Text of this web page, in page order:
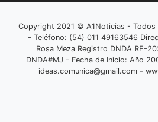
Copyright 2021 © A1Noticias - Todos
- Teléfono: (54) 011 49163546
Rosa Meza Registro DNDA RE-
DNDA#MJ - Fecha de Inicio: Año
ideas.comunica@gmail.com-